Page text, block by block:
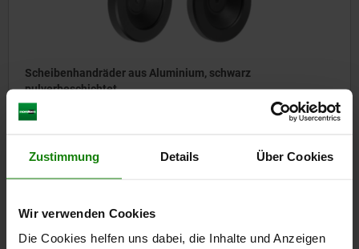
Zustimmung Details Über Cookies
Wir verwenden Cookies
Die Cookies helfen uns dabei, die Inhalte und Anzeigen
Scheibenhandräder aus Aluminium, schwarz
pulverbeschichtet
zzgl. MwSt.
DETAILS
06276-01